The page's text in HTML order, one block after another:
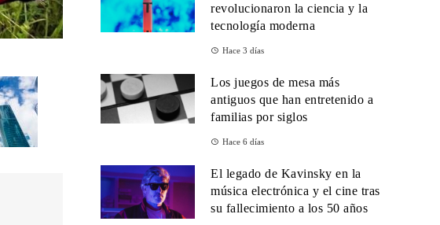
revolucionaron la ciencia y la
tecnología moderna
Hace 3 días
Los juegos de mesa más
antiguos que han entretenido a
familias por siglos
Hace 6 días
El legado de Kavinsky en la
música electrónica y el cine tras
su fallecimiento a los 50 años